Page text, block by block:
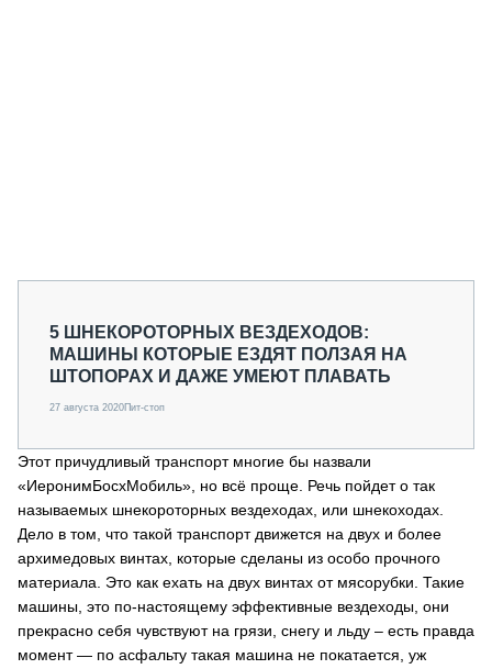
5 ШНЕКОРОТОРНЫХ ВЕЗДЕХОДОВ:
МАШИНЫ КОТОРЫЕ ЕЗДЯТ ПОЛЗАЯ НА
ШТОПОРАХ И ДАЖЕ УМЕЮТ ПЛАВАТЬ
27 августа 2020Пит-стоп
Этот причудливый транспорт многие бы назвали
«ИеронимБосхМобиль», но всё проще. Речь пойдет о так
называемых шнекороторных вездеходах, или шнекоходах.
Дело в том, что такой транспорт движется на двух и более
архимедовых винтах, которые сделаны из особо прочного
материала. Это как ехать на двух винтах от мясорубки. Такие
машины, это по-настоящему эффективные вездеходы, они
прекрасно себя чувствуют на грязи, снегу и льду – есть правда
момент — по асфальту такая машина не покатается, уж